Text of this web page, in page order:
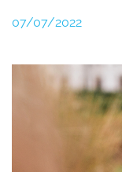
07/07/2022